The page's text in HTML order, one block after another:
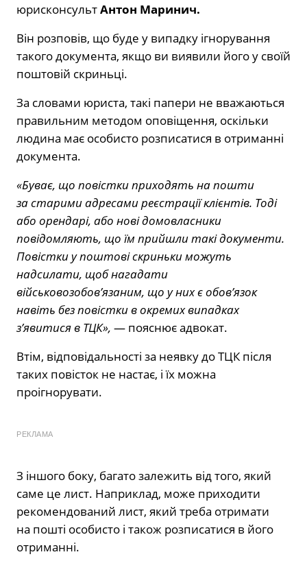
юрисконсультАнтон Маринич.
Він розповів, що буде у випадку ігнорування
такого документа, якщо ви виявили його у своїй
поштовій скриньці.
За словами юриста, такі папери не вважаються
правильним методом оповіщення, оскільки
людина має особисто розписатися в отриманні
документа.
«Буває, що повістки приходять на пошти
за старими адресами реєстрації клієнтів. Тоді
або орендарі, або нові домовласники
повідомляють, що їм прийшли такі документи.
Повістки у поштові скриньки можуть
надсилати, щоб нагадати
військовозобов’язаним, що у них є обов’язок
навіть без повістки в окремих випадках
з’явитися в ТЦК», — пояснює адвокат.
Втім, відповідальності за неявку до ТЦК після
таких повісток не настає, і їх можна
проігнорувати.
РЕКЛАМА
З іншого боку, багато залежить від того, який
саме це лист. Наприклад, може приходити
рекомендований лист, який треба отримати
на пошті особисто і також розписатися в його
отриманні.